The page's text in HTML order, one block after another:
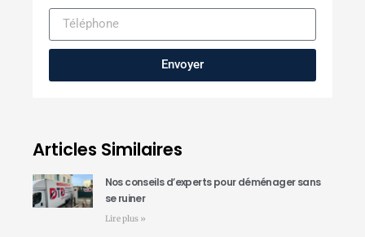
Envoyer
Articles Similaires
Nos conseils d’experts pour déménager sans
se ruiner
Lire plus »